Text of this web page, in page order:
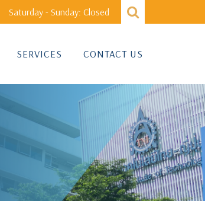
Saturday - Sunday: Closed
SERVICES CONTACT US